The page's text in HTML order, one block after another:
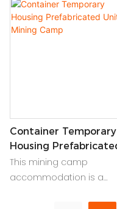
prefab container house
apartment and an eco
Container Temporary
Housing
Unit Mining Camp
This mining camp
accommodation is a